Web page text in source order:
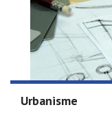
Urbanisme